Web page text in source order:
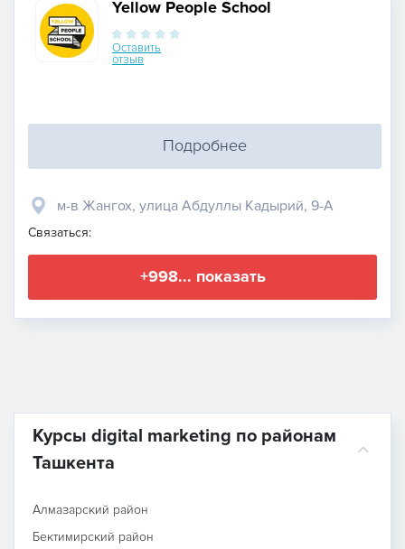
Yellow People School
Оставить
отзыв
Подробнее
м-в Жангох, улица Абдуллы Кадырий, 9-А
Связаться:
+998... показать
Курсы digital marketing по районам
Ташкента
Алмазарский район
Бектимирский район